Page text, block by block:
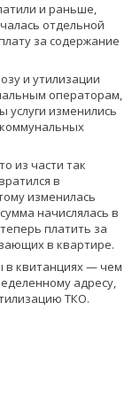
и раньше,
отдельной
за содержание
и утилизации
операторам,
услуги изменились
из части так
в
изменилась
начислялась в
платить за
в квартире.
в квитанциях — чем
адресу,
ТКО.